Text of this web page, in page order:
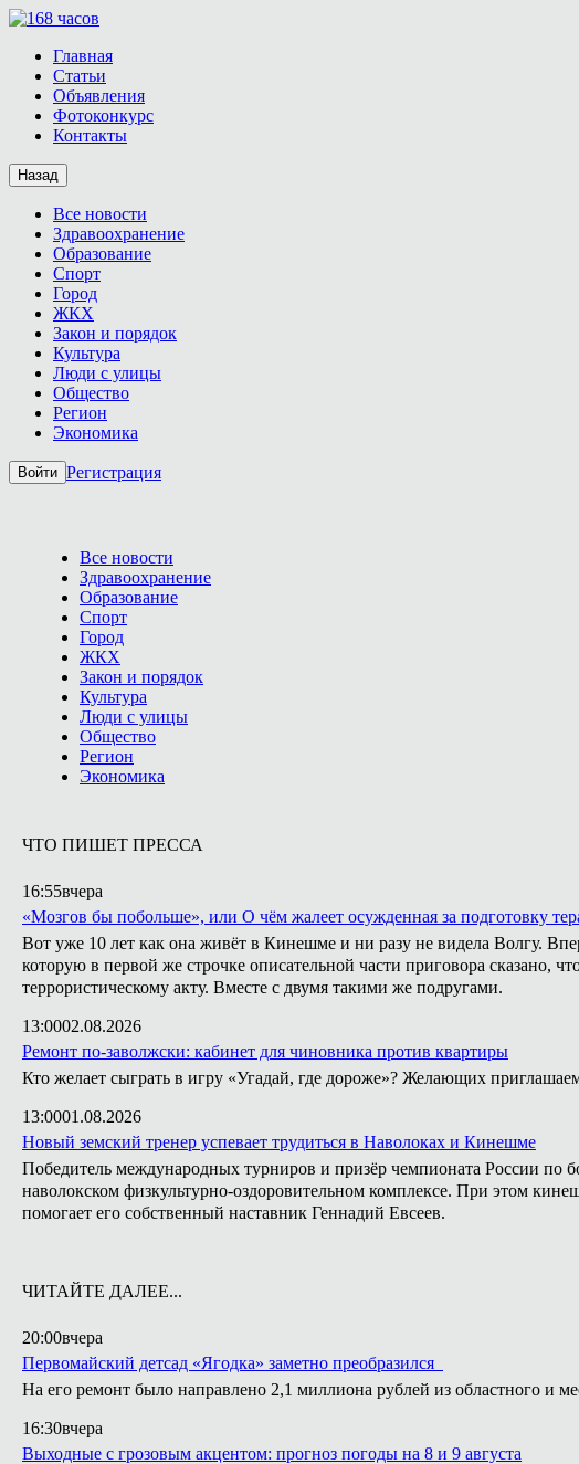
Главная
Статьи
Объявления
Фотоконкурс
Контакты
Назад
Все новости
Здравоохранение
Образование
Спорт
Город
ЖКХ
Закон и порядок
Культура
Люди с улицы
Общество
Регион
Экономика
Войти Регистрация
Все новости
Здравоохранение
Образование
Спорт
Город
ЖКХ
Закон и порядок
Культура
Люди с улицы
Общество
Регион
Экономика
ЧТО ПИШЕТ ПРЕССА
16:55вчера
«Мозгов бы побольше», или О чём жалеет осужденная за подготовку
Вот уже 10 лет как она живёт в Кинешме и ни разу не видела Волгу.
которую в первой же строчке описательной части приговора сказано,
террористическому акту. Вместе с двумя такими же подругами.
13:0002.08.2026
Ремонт по-заволжски: кабинет для чиновника против квартиры
Кто желает сыграть в игру «Угадай, где дороже»? Желающих
13:0001.08.2026
Новый земский тренер успевает трудиться в Наволоках и Кинешме
Победитель международных турниров и призёр чемпионата России по
наволокском физкультурно-оздоровительном комплексе. При этом
помогает его собственный наставник Геннадий Евсеев.
ЧИТАЙТЕ ДАЛЕЕ...
20:00вчера
Первомайский детсад «Ягодка» заметно преобразился
На его ремонт было направлено 2,1 миллиона рублей из областного и
16:30вчера
Выходные с грозовым акцентом: прогноз погоды на 8 и 9 августа